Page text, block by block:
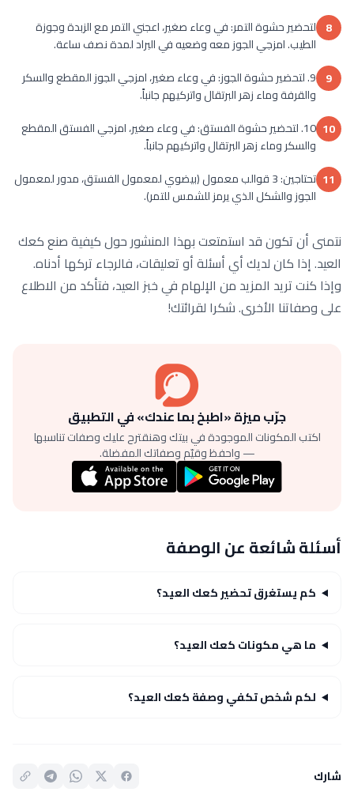
8 لتحضير حشوة التمر: في وعاء صغير، اعجني التمر مع الزبدة وجوزة
الطيب. امزجي الجوز معه وضعيه في البراد لمدة نصف ساعة.
9
9. لتحضير حشوة الجوز: في وعاء صغير، امزجي الجوز المقطع والسكر
والقرفة وماء زهر البرتقال واتركيهم جانباً.
10
10. لتحضير حشوة الفستق: في وعاء صغير، امزجي الفستق المقطع
والسكر وماء زهر البرتقال واتركيهم جانباً.
11
تحتاجين: 3 قوالب معمول (بيضوي لمعمول الفستق، مدور لمعمول
الجوز والشكل الذي يرمز للشمس للتمر).
نتمنى أن تكون قد استمتعت بهذا المنشور حول كيفية صنع كعك
العيد. إذا كان لديك أي أسئلة أو تعليقات، فالرجاء تركها أدناه.
وإذا كنت تريد المزيد من الإلهام في خبز العيد، فتأكد من الاطلاع
على وصفاتنا الأخرى. شكرا لقرائتك!
جرّب ميزة «اطبخ بما عندك» في التطبيق
اكتب المكونات الموجودة في بيتك وهنقترح عليك وصفات تناسبها
— واحفظ وقيّم وصفاتك المفضلة.
أسئلة شائعة عن الوصفة
كم يستغرق تحضير كعك العيد؟
ما هي مكونات كعك العيد؟
لكم شخص تكفي وصفة كعك العيد؟
شارك